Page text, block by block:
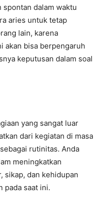
dalam waktu
aries untuk tetap
lain, karena
akan bisa berpengaruh
keputusan dalam soal
yang sangat luar
dari kegiatan di masa
rutinitas. Anda
meningkatkan
sikap, dan kehidupan
pada saat ini.